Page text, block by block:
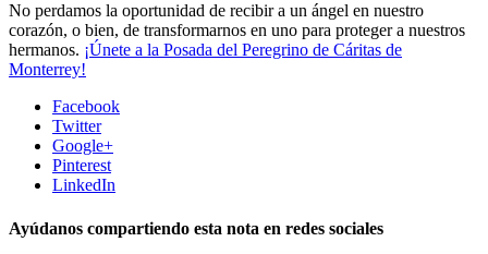
No perdamos la oportunidad de recibir a un ángel en nuestro
corazón, o bien, de transformarnos en uno para proteger a nuestros
hermanos. ¡Únete a la Posada del Peregrino de Cáritas de
Monterrey!
Facebook
Twitter
Google+
Pinterest
LinkedIn
Ayúdanos compartiendo esta nota en redes sociales